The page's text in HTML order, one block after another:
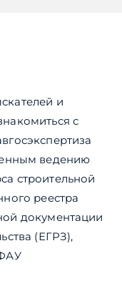
и
с
ведению
строительной
реестра
документации
(ЕГРЗ),